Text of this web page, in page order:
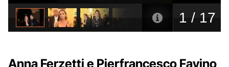
Anna Ferzetti e Pierfrancesco Favino